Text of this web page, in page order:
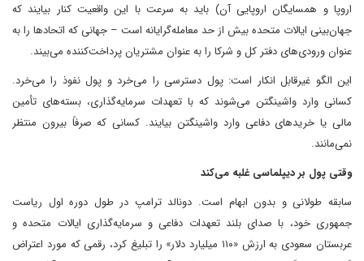
اروپا و همسایگان اروپایی آن) باید به سرعت با این واقعیت کنار بیایند که
جهان‌بینی ایالات متحده بیش از حد معامله‌گرایانه است – جهانی که اتحادها را به
عنوان ورودی‌های دفتر کل و شرکا را به عنوان مشتریان پرداخت‌کننده می‌بیند.
این الگو غیرقابل انکار است: پول دسترسی را می‌خرد و پول نفوذ را می‌خرد.
کسانی وارد واشینگتن می‌شوند که با تعهدات سرمایه‌گذاری، بسته‌های تأمین
مالی یا خریدهای دفاعی وارد واشینگتن بیایند. کسانی که صرفاً بیرون منتظر
نمی‌مانند.
وقتی پول بر دیپلماسی غلبه می‌کند
سابقه طولانی و بدون ابهام است. دونالد ترامپ در طول دوره اول ریاست
جمهوری خود، با صدای بلند تعهدات دفاعی و سرمایه‌گذاری ایالات متحده و
عربستان سعودی به ارزش «۱۱۰ میلیارد دلار» را تبلیغ کرد، رقمی که مورد اعتراض